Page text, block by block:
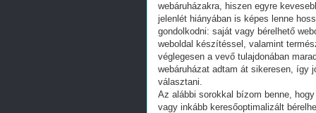
webáruházakra, hiszen egyre
jelenlét hiányában is képes lenne
gondolkodni: saját vagy bérelhető
weboldal készítéssel, valamint
véglegesen a vevő tulajdonában
webáruházat adtam át sikeresen, így
választani.
Az alábbi sorokkal bízom benne,
vagy inkább keresőoptimalizált